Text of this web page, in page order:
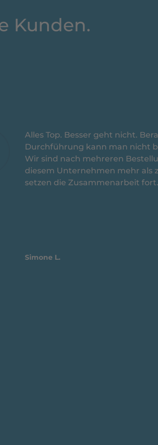
Kunden.
Alles Top. Besser geht nicht.
Durchführung kann man nicht
Wir sind nach mehreren
diesem Unternehmen mehr als
setzen die Zusammenarbeit fort.
Simone L.